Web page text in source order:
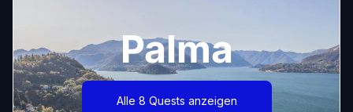
Palma
Alle 8 Quests anzeigen